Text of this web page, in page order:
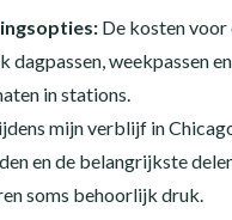
De kosten
dagpassen, weekpassen
in stations.
mijn verblijf in
en de belangrijkste
soms behoorlijk druk.